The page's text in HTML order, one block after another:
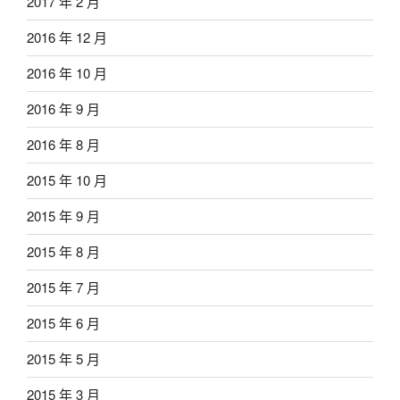
2016 年 12 月
2016 年 10 月
2016 年 9 月
2016 年 8 月
2015 年 10 月
2015 年 9 月
2015 年 8 月
2015 年 7 月
2015 年 6 月
2015 年 5 月
2015 年 3 月